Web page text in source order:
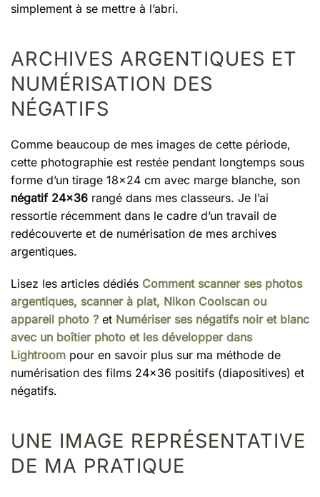
simplement à se mettre à l’abri.
ARCHIVES ARGENTIQUES ET
NUMÉRISATION DES
NÉGATIFS
Comme beaucoup de mes images de cette période,
cette photographie est restée pendant longtemps sous
forme d’un tirage 18×24 cm avec marge blanche, son
négatif 24×36 rangé dans mes classeurs. Je l’ai
ressortie récemment dans le cadre d’un travail de
redécouverte et de numérisation de mes archives
argentiques.
Lisez les articles dédiés Comment scanner ses photos
argentiques, scanner à plat, Nikon Coolscan ou
appareil photo ? et Numériser ses négatifs noir et blanc
avec un boîtier photo et les développer dans
Lightroom pour en savoir plus sur ma méthode de
numérisation des films 24×36 positifs (diapositives) et
négatifs.
UNE IMAGE REPRÉSENTATIVE
DE MA PRATIQUE